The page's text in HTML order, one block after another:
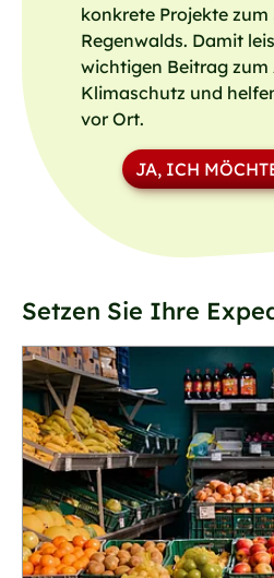
konkrete Projekte zum
Regenwalds. Damit
wichtigen Beitrag zum
Klimaschutz und
vor Ort.
JA, ICH
Setzen Sie Ihre